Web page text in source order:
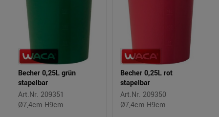
Becher 0,25L grün
stapelbar
Art.Nr. 209351
Ø7,4cm H9cm
Becher 0,25L rot
stapelbar
Art.Nr. 209350
Ø7,4cm H9cm